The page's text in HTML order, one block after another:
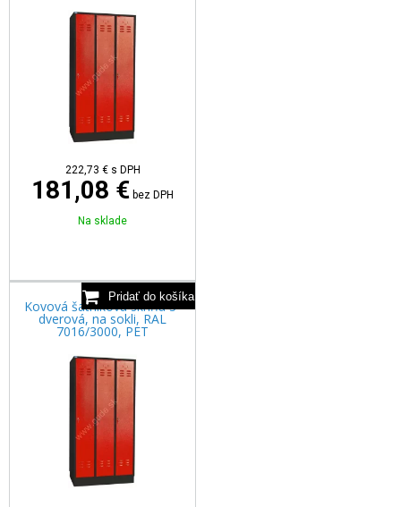
222,73 € s DPH
181,08 € bez DPH
Na sklade
Kovová šatníková skriňa 3-
dverová, na sokli, RAL
7016/3000, PET